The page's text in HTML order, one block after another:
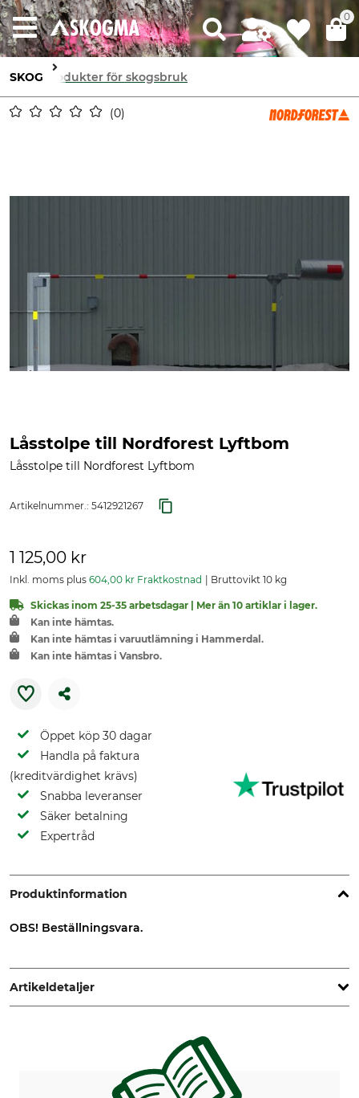
0
SKOG Produkter för skogsbruk
0
Låsstolpe till Nordforest Lyftbom
Låsstolpe till Nordforest Lyftbom
Artikelnummer.: 5412921267
1 125,00 kr
Inkl. moms plus 604,00 kr Fraktkostnad Bruttovikt 10 kg
Skickas inom 25-35 arbetsdagar | Mer än 10 artiklar i lager.
Kan inte hämtas.
Kan inte hämtas i varuutlämning i Hammerdal.
Kan inte hämtas i Vansbro.
Öppet köp 30 dagar
Handla på faktura
(kreditvärdighet krävs)
Snabba leveranser
Säker betalning
Expertråd
Produktinformation
OBS! Beställningsvara.
Artikeldetaljer
Made in Sweden